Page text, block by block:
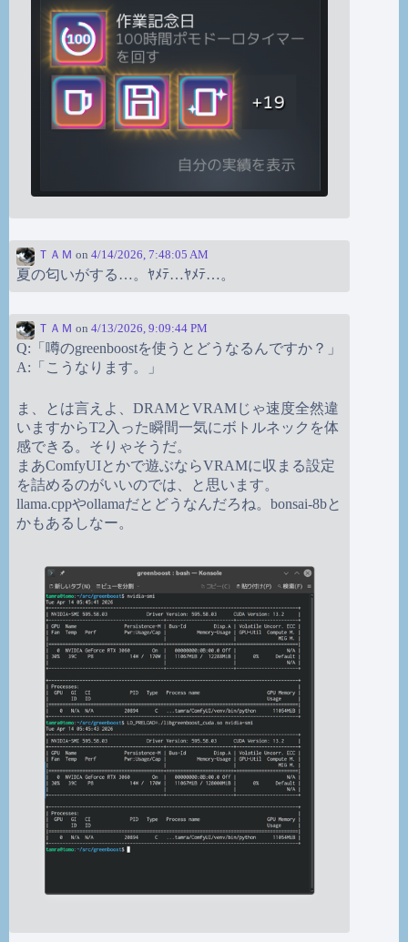
ＴＡＭ on 4/14/2026, 7:48:05 AM
夏の匂いがする…。ﾔﾒﾃ…ﾔﾒﾃ…。
ＴＡＭ on 4/13/2026, 9:09:44 PM
Q:「噂のgreenboostを使うとどうなるんですか？」
A:「こうなります。」
ま、とは言えよ、DRAMとVRAMじゃ速度全然違
いますからT2入った瞬間一気にボトルネックを体
感できる。そりゃそうだ。
まあComfyUIとかで遊ぶならVRAMに収まる設定
を詰めるのがいいのでは、と思います。
llama.cppやollamaだとどうなんだろね。bonsai-8bと
かもあるしなー。